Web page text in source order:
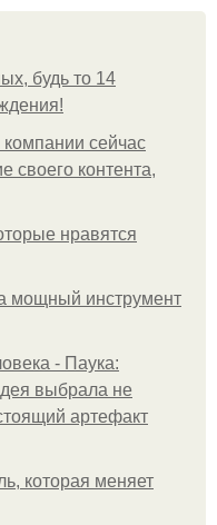
будь то 14
компании сейчас
своего контента,
нравятся
мощный инструмент
- Паука:
выбрала не
артефакт
которая меняет